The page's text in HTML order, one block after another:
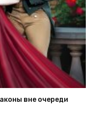
вне очереди